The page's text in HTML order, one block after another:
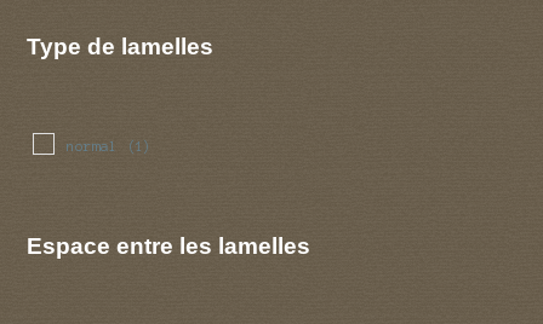
Type de lamelles
normal (1)
Espace entre les lamelles